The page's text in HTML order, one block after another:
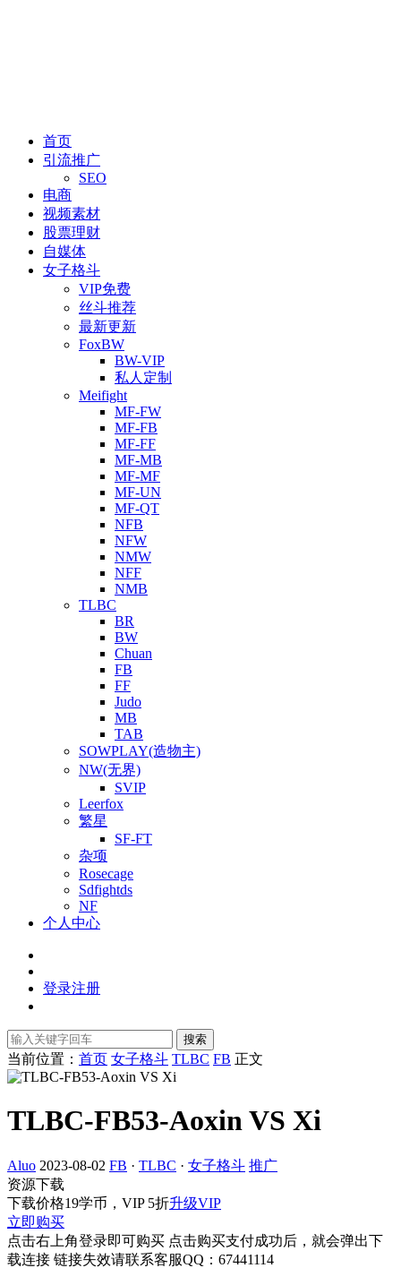
首页
引流推广
SEO
电商
视频素材
股票理财
自媒体
女子格斗
VIP免费
丝斗推荐
最新更新
FoxBW
BW-VIP
私人定制
Meifight
MF-FW
MF-FB
MF-FF
MF-MB
MF-MF
MF-UN
MF-QT
NFB
NFW
NMW
NFF
NMB
TLBC
BR
BW
Chuan
FB
FF
Judo
MB
TAB
SOWPLAY(造物主)
NW(无界)
SVIP
Leerfox
繁星
SF-FT
杂项
Rosecage
Sdfightds
NF
个人中心
登录注册
搜索
当前位置： 首页 女子格斗 TLBC FB 正文
TLBC-FB53-Aoxin VS Xi
Aluo 2023-08-02 FB · TLBC · 女子格斗 推广
资源下载
下载价格19学币，VIP 5折升级VIP
立即购买
点击右上角登录即可购买 点击购买支付成功后，就会弹出下
载连接 链接失效请联系客服QQ：67441114